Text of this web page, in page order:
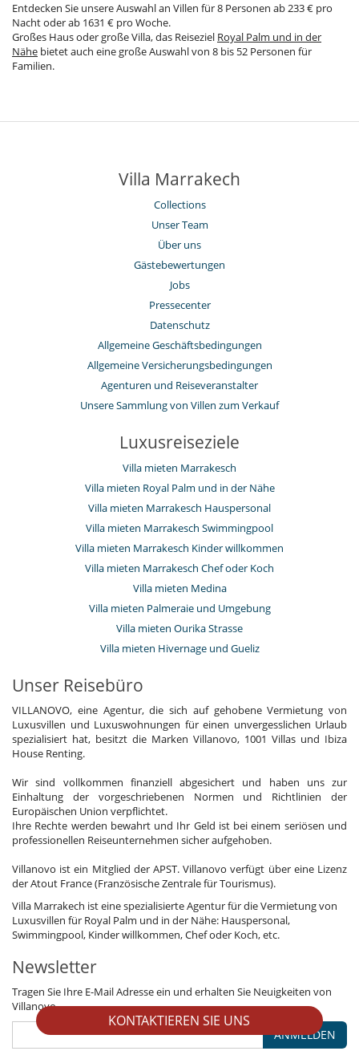
KONTAKTIEREN SIE UNS
Entdecken Sie unsere Auswahl an Villen für 8 Personen ab 233 € pro
Nacht oder ab 1631 € pro Woche.
Großes Haus oder große Villa, das Reiseziel Royal Palm und in der
Nähe bietet auch eine große Auswahl von 8 bis 52 Personen für
Familien.
Villa Marrakech
Collections
Unser Team
Über uns
Gästebewertungen
Jobs
Pressecenter
Datenschutz
Allgemeine Geschäftsbedingungen
Allgemeine Versicherungsbedingungen
Agenturen und Reiseveranstalter
Unsere Sammlung von Villen zum Verkauf
Luxusreiseziele
Villa mieten Marrakesch
Villa mieten Royal Palm und in der Nähe
Villa mieten Marrakesch Hauspersonal
Villa mieten Marrakesch Swimmingpool
Villa mieten Marrakesch Kinder willkommen
Villa mieten Marrakesch Chef oder Koch
Villa mieten Medina
Villa mieten Palmeraie und Umgebung
Villa mieten Ourika Strasse
Villa mieten Hivernage und Gueliz
Unser Reisebüro
VILLANOVO, eine Agentur, die sich auf gehobene Vermietung von
Luxusvillen und Luxuswohnungen für einen unvergesslichen Urlaub
spezialisiert hat, besitzt die Marken Villanovo, 1001 Villas und Ibiza
House Renting.
Wir sind vollkommen finanziell abgesichert und haben uns zur
Einhaltung der vorgeschriebenen Normen und Richtlinien der
Europäischen Union verpflichtet.
Ihre Rechte werden bewahrt und Ihr Geld ist bei einem seriösen und
professionellen Reiseunternehmen sicher aufgehoben.
Villanovo ist ein Mitglied der APST. Villanovo verfügt über eine Lizenz
der Atout France (Französische Zentrale für Tourismus).
Villa Marrakech ist eine spezialisierte Agentur für die Vermietung von
Luxusvillen für Royal Palm und in der Nähe: Hauspersonal,
Swimmingpool, Kinder willkommen, Chef oder Koch, etc.
Newsletter
Tragen Sie Ihre E-Mail Adresse ein und erhalten Sie Neuigkeiten von
Villanovo
ANMELDEN